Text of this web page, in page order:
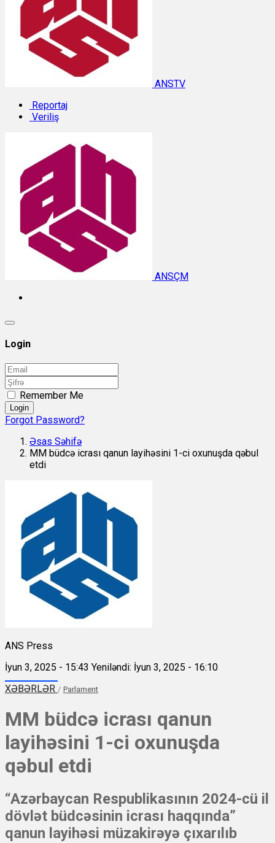
ANSTV
Reportaj
Veriliş
ANSÇM
Login
Remember Me
Login
Forgot Password?
Əsas Səhifə
MM büdcə icrası qanun layihəsini 1-ci oxunuşda qəbul
etdi
ANS Press
İyun 3, 2025 - 15:43 Yeniləndi: İyun 3, 2025 - 16:10
XƏBƏRLƏR / Parlament
MM büdcə icrası qanun
layihəsini 1-ci oxunuşda
qəbul etdi
“Azərbaycan Respublikasının 2024-cü il
dövlət büdcəsinin icrası haqqında”
qanun layihəsi müzakirəyə çıxarılıb